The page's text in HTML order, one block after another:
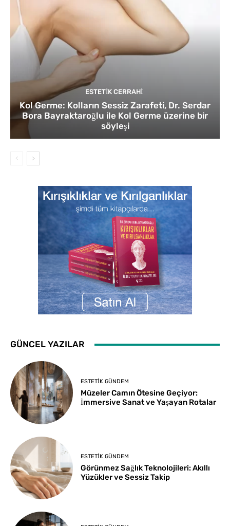
ESTETIK CERRAHI
Kol Germe: Kolların Sessiz Zarafeti, Dr. Serdar
Bora Bayraktaroğlu ile Kol Germe üzerine bir
söyleşi
GÜNCEL YAZILAR
ESTETIK GÜNDEM
Müzeler Camın Ötesine Geçiyor:
İmmersive Sanat ve Yaşayan Rotalar
ESTETIK GÜNDEM
Görünmez Sağlık Teknolojileri: Akıllı
Yüzükler ve Sessiz Takip